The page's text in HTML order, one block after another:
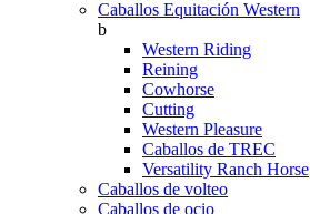
Caballos Equitación Western
b
Western Riding
Reining
Cowhorse
Cutting
Western Pleasure
Caballos de TREC
Versatility Ranch Horse
Caballos de volteo
Caballos de ocio